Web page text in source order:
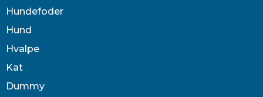
Hundefoder
Hund
Hvalpe
Kat
Dummy